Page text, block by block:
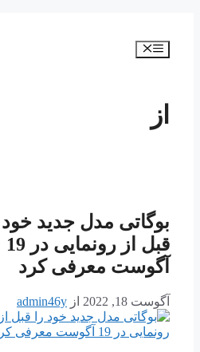
فهرست
از
بوگاتی مدل جدید خود
قبل از رونمایی در 19
آگوست معرفی کرد
آگوست 18, 2022 از admin46y